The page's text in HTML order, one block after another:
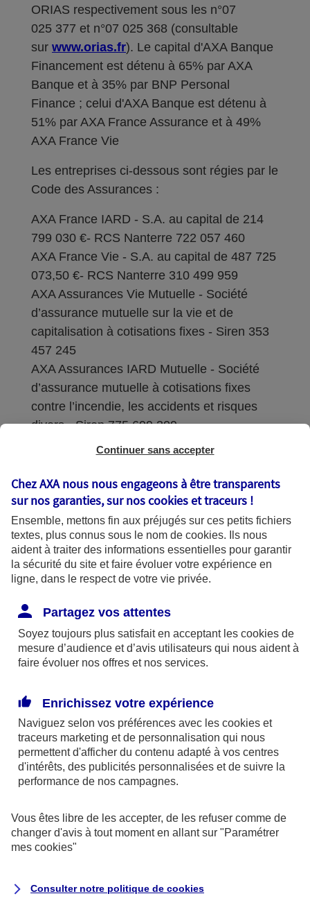
ORIAS respectivement sous les n°07
025 377 et n°07 025 368 (consultable
sur www.orias.fr). Le capital d'AXA Banque
Financement est détenu à 65% par AXA
Banque et à 35% par BNP Personal
Finance ; celui d'AXA Banque est détenu à
51% par AXA France Assurance et à 49%
AXA France Vie
Les entreprises ci-dessous sont régies par le
Code des Assurances :
AXA France IARD - S.A. au capital de 214
799 030 €- RCS Nanterre 722 057 460
AXA France Vie - S.A. au capital de 487 725
073,50 €- RCS Nanterre 310 499 959
AXA Assurances Vie Mutuelle - Société
d’assurance mutuelle sur la vie et de
capitalisation à cotisations fixes - Siren 353
457 245
AXA Assurances IARD Mutuelle - Société
d’assurance mutuelle à cotisations fixes
contre l’incendie, les accidents et risques
divers - Siren 775 699 309
Sièges sociaux : 313 Terrasses de l’Arche –
Coordonnées de l'Autorité de contrôle
prudentiel et de résolution (ACPR) : - 4
Place de Budapest - CS 92459 - 75436
Paris Cedex 09. Le détail des procédures de
recours et de réclamation et les
disponibles sur le site axa.fr.
AXA France IARD et AXA France Vie sont
mandataires exclusifs en opérations de
246 et n°13 005 764 (consultable
surwww.orias.fr)
AXA Assistance France Assurances,
S.A au capital de 51 429 430,40 €,
Siège social :
8-10, rue Paul Vaillant Couturier
Continuer sans accepter
Chez AXA nous nous engageons à être transparents
sur nos garanties, sur noscookies et traceurs !
Ensemble, mettons fin aux préjugés sur ces petits fichiers
textes, plus connus sous le nom de cookies. Ils nous
aident à traiter des informations essentielles pour garantir
la sécurité du site et faire évoluer votre expérience en
ligne, dans le respect de votre vie privée.
Partagez vos attentes
Soyez toujours plus satisfait en acceptant les cookies de
mesure d’audience et d’avis utilisateurs qui nous aident à
faire évoluer nos offres et nos services.
Enrichissez votre expérience
Naviguez selon vos préférences avec les cookies et
traceurs marketing et de personnalisation qui nous
permettent d'afficher du contenu adapté à vos centres
d'intérêts, des publicités personnalisées et de suivre la
performance de nos campagnes.
Vous êtes libre de les accepter, de les refuser comme de
changer d'avis à tout moment en allant sur "Paramétrer
mes cookies"
Consulter notre politique de cookies